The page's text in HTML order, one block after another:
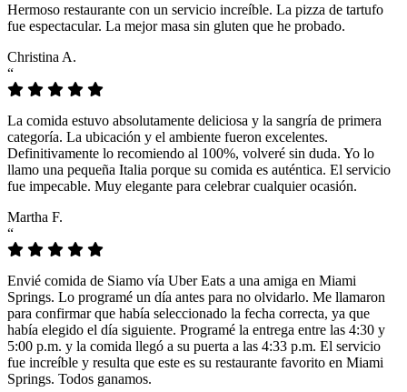
Hermoso restaurante con un servicio increíble. La pizza de tartufo
fue espectacular. La mejor masa sin gluten que he probado.
Christina A.
“
La comida estuvo absolutamente deliciosa y la sangría de primera
categoría. La ubicación y el ambiente fueron excelentes.
Definitivamente lo recomiendo al 100%, volveré sin duda. Yo lo
llamo una pequeña Italia porque su comida es auténtica. El servicio
fue impecable. Muy elegante para celebrar cualquier ocasión.
Martha F.
“
Envié comida de Siamo vía Uber Eats a una amiga en Miami
Springs. Lo programé un día antes para no olvidarlo. Me llamaron
para confirmar que había seleccionado la fecha correcta, ya que
había elegido el día siguiente. Programé la entrega entre las 4:30 y
5:00 p.m. y la comida llegó a su puerta a las 4:33 p.m. El servicio
fue increíble y resulta que este es su restaurante favorito en Miami
Springs. Todos ganamos.